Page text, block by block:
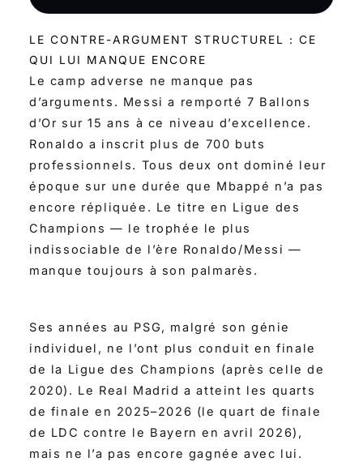
LE CONTRE-ARGUMENT STRUCTUREL : CE
QUI LUI MANQUE ENCORE
Le camp adverse ne manque pas
d’arguments. Messi a remporté 7 Ballons
d’Or sur 15 ans à ce niveau d’excellence.
Ronaldo a inscrit plus de 700 buts
professionnels. Tous deux ont dominé leur
époque sur une durée que Mbappé n’a pas
encore répliquée. Le titre en Ligue des
Champions — le trophée le plus
indissociable de l’ère Ronaldo/Messi —
manque toujours à son palmarès.
Ses années au PSG, malgré son génie
individuel, ne l’ont plus conduit en finale
de la Ligue des Champions (après celle de
2020). Le Real Madrid a atteint les quarts
de finale en 2025–2026 (le quart de finale
de LDC contre le Bayern en avril 2026),
mais ne l’a pas encore gagnée avec lui.